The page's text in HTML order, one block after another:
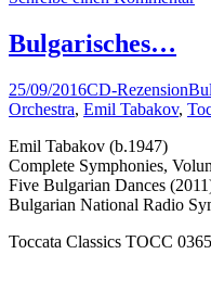
Bulgarisches…
25/09/2016CD-Rezension
Orchestra, Emil Tabakov,
Emil Tabakov (b.1947)
Complete Symphonies,
Five Bulgarian Dances
Bulgarian National Radio
Toccata Classics TOCC